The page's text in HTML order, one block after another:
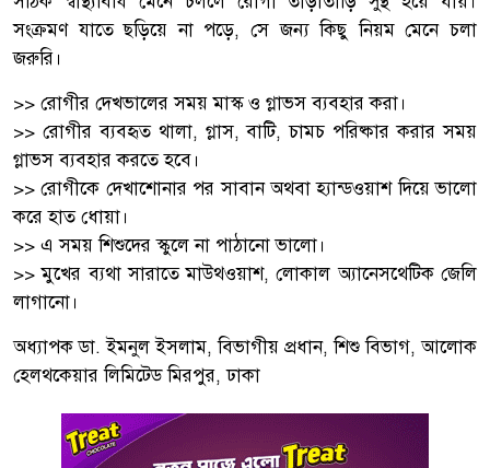
সংক্রমণ যাতে ছড়িয়ে না পড়ে, সে জন্য কিছু নিয়ম মেনে চলা
জরুরি।
>> রোগীর দেখভালের সময় মাস্ক ও গ্লাভস ব্যবহার করা।
>> রোগীর ব্যবহৃত থালা, গ্লাস, বাটি, চামচ পরিষ্কার করার সময়
গ্লাভস ব্যবহার করতে হবে।
>> রোগীকে দেখাশোনার পর সাবান অথবা হ্যান্ডওয়াশ দিয়ে ভালো
করে হাত ধোয়া।
>> এ সময় শিশুদের স্কুলে না পাঠানো ভালো।
>> মুখের ব্যথা সারাতে মাউথওয়াশ, লোকাল অ্যানেসথেটিক জেলি
লাগানো।
অধ্যাপক ডা. ইমনুল ইসলাম, বিভাগীয় প্রধান, শিশু বিভাগ, আলোক
হেলথকেয়ার লিমিটেড মিরপুর, ঢাকা